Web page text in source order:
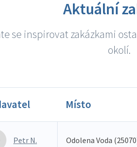
Aktuální
se inspirovat zakázkami
okolí.
Místo
Petr N. Odolena Voda